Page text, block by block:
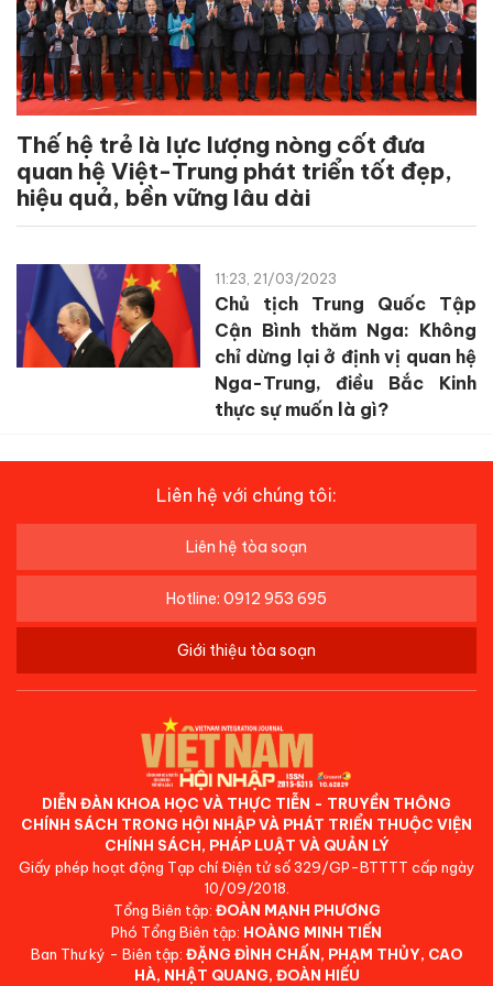
Thế hệ trẻ là lực lượng nòng cốt đưa
quan hệ Việt-Trung phát triển tốt đẹp,
hiệu quả, bền vững lâu dài
11:23, 21/03/2023
Chủ tịch Trung Quốc Tập
Cận Bình thăm Nga: Không
chỉ dừng lại ở định vị quan hệ
Nga-Trung, điều Bắc Kinh
thực sự muốn là gì?
Liên hệ với chúng tôi:
Liên hệ tòa soạn
Hotline: 0912 953 695
Giới thiệu tòa soạn
DIỄN ĐÀN KHOA HỌC VÀ THỰC TIỄN - TRUYỀN THÔNG
CHÍNH SÁCH TRONG HỘI NHẬP VÀ PHÁT TRIỂN THUỘC VIỆN
CHÍNH SÁCH, PHÁP LUẬT VÀ QUẢN LÝ
Giấy phép hoạt động Tạp chí Điện tử số 329/GP-BTTTT cấp ngày
10/09/2018.
Tổng Biên tập: ĐOÀN MẠNH PHƯƠNG
Phó Tổng Biên tập: HOÀNG MINH TIẾN
Ban Thư ký - Biên tập: ĐẶNG ĐÌNH CHẤN, PHẠM THỦY, CAO
HÀ, NHẬT QUANG, ĐOÀN HIẾU